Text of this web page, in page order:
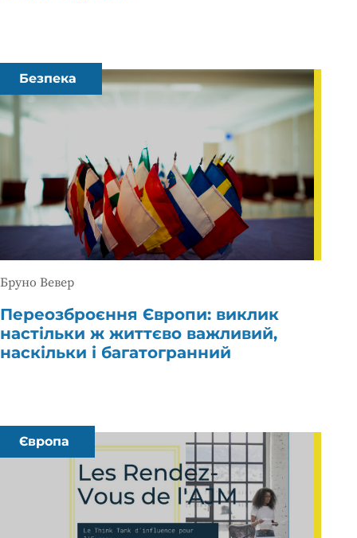
Безпека
Бруно Вевер
Переозброєння Європи: виклик
настільки ж життєво важливий,
наскільки і багатогранний
Європа